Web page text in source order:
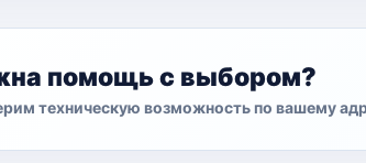
помощь с выбором?
техническую возможность по вашему